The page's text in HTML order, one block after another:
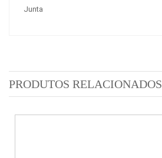
Junta
PRODUTOS RELACIONADOS